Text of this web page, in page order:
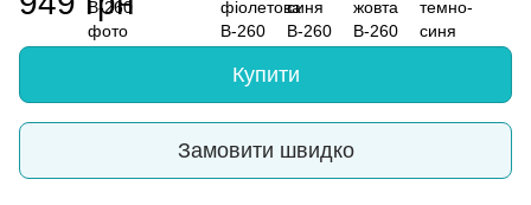
Купити
Замовити швидко